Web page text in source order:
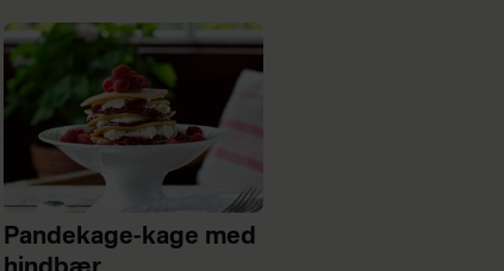
Pandekage-kage med